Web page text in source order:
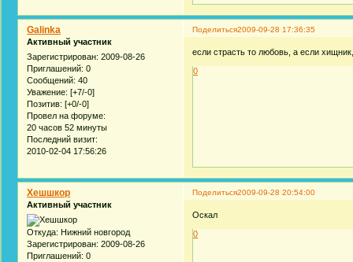
Поделиться2009-09-28 17:36:35
Galinka
Активный участник
Зарегистрирован: 2009-08-26
Приглашений: 0
Сообщений: 40
Уважение: [+7/-0]
Позитив: [+0/-0]
Провел на форуме:
20 часов 52 минуты
Последний визит:
2010-02-04 17:56:26
если страсть то любовь, а если
0
Поделиться2009-09-28 20:54:00
Хешшкор
Активный участник
Откуда: Нижний новгород
Зарегистрирован: 2009-08-26
Приглашений: 0
Оскал
0